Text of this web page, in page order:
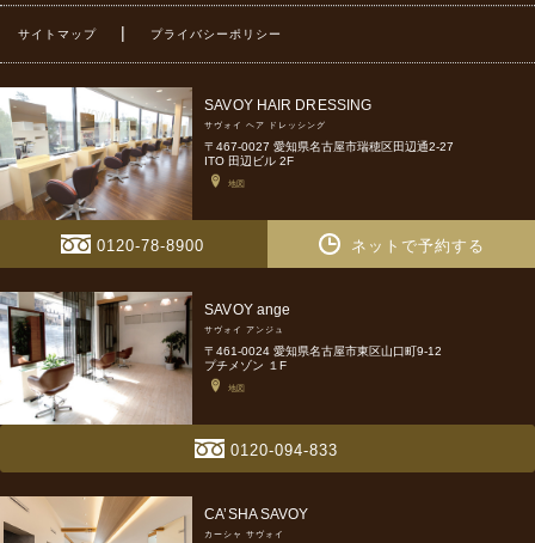
サイトマップ | プライバシーポリシー
SAVOY HAIR DRESSING
サヴォイ ヘア ドレッシング
〒467-0027 愛知県名古屋市瑞穂区田辺通2-27
ITO 田辺ビル 2F
地図
0120-78-8900 ネットで予約する
SAVOY ange
サヴォイ アンジュ
〒461-0024 愛知県名古屋市東区山口町9-12
プチメゾン １F
地図
0120-094-833
CA’SHA SAVOY
カーシャ サヴォイ